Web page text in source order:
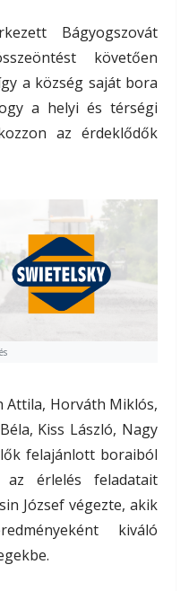
Bágyogszovát
követően
a község saját bora
a helyi és térségi
az érdeklődők
Attila, Horváth Miklós,
Kiss László, Nagy
felajánlott boraiból
érlelés feladatait
József végezte, akik
kiváló